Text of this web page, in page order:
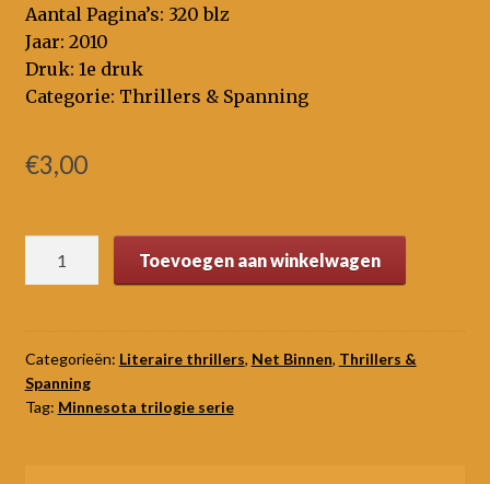
Aantal Pagina’s: 320 blz
Jaar: 2010
Druk: 1e druk
Categorie: Thrillers & Spanning
€3,00
Toevoegen aan winkelwagen
Categorieën: Literaire thrillers, Net Binnen, Thrillers &
Spanning
Tag: Minnesota trilogie serie